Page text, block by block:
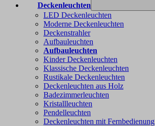
Deckenleuchten
LED Deckenleuchten
Moderne Deckenleuchten
Deckenstrahler
Aufbauleuchten
Aufbauleuchten
Kinder Deckenleuchten
Klassische Deckenleuchten
Rustikale Deckenleuchten
Deckenleuchten aus Holz
Badezimmerleuchten
Kristallleuchten
Pendelleuchten
Deckenleuchten mit Fernbedienung